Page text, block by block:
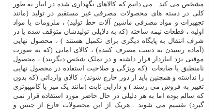
مشخص می کند . می دانیم که کالاهای نگهداری شده در انبار به طور
کلی در دسته های محصولات مصرفی غیر مستقیم در تولید (مانند
تجهیزات و مواد مصرفی ماشین آلات خط تولید) ، ملزومات یا مواد
اولیه ، قطعات نیمه ساخته (که به دلایلی تولیدشان متوقف شده یا در
شرف انتقال به پایگاه دیگری برای تکمیل هستند ) ، محصول نهایی
(آماده رسیدن به دست مصرف کننده) ، کالای امانی (که به صورت
موقتی نزد انباردار قرار داشته و در تملک شخص دیگریند) ، محصول
نامنطبق یا ضایعات (که ویژگی و صلاحیت استفاده در محصول نهایی
را نداشته و همچنین باید از دور خارج شوند) ، کالای وارداتی (که بدون
تغییر به فروش می رسند ) و دارایی ثابت (مانند یک میز یا کامپیوتری
که سالم بوده اما به هر دلیلی در حال حاضر مورد استفاده قرار نمی
گیرد) تقسیم می شوند . هریک از این محصولات فارغ از جنس و